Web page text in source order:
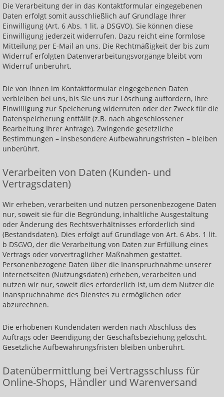
Die Verarbeitung der in das Kontaktformular eingegebenen
Daten erfolgt somit ausschließlich auf Grundlage Ihrer
Einwilligung (Art. 6 Abs. 1 lit. a DSGVO). Sie können diese
Einwilligung jederzeit widerrufen. Dazu reicht eine formlose
Mitteilung per E-Mail an uns. Die Rechtmäßigkeit der bis zum
Widerruf erfolgten Datenverarbeitungsvorgänge bleibt vom
Widerruf unberührt.
Die von Ihnen im Kontaktformular eingegebenen Daten
verbleiben bei uns, bis Sie uns zur Löschung auffordern, Ihre
Einwilligung zur Speicherung widerrufen oder der Zweck für die
Datenspeicherung entfällt (z.B. nach abgeschlossener
Bearbeitung Ihrer Anfrage). Zwingende gesetzliche
Bestimmungen – insbesondere Aufbewahrungsfristen – bleiben
unberührt.
Verarbeiten von Daten (Kunden- und
Vertragsdaten)
Wir erheben, verarbeiten und nutzen personenbezogene Daten
nur, soweit sie für die Begründung, inhaltliche Ausgestaltung
oder Änderung des Rechtsverhältnisses erforderlich sind
(Bestandsdaten). Dies erfolgt auf Grundlage von Art. 6 Abs. 1 lit.
b DSGVO, der die Verarbeitung von Daten zur Erfüllung eines
Vertrags oder vorvertraglicher Maßnahmen gestattet.
Personenbezogene Daten über die Inanspruchnahme unserer
Internetseiten (Nutzungsdaten) erheben, verarbeiten und
nutzen wir nur, soweit dies erforderlich ist, um dem Nutzer die
Inanspruchnahme des Dienstes zu ermöglichen oder
abzurechnen.
Die erhobenen Kundendaten werden nach Abschluss des
Auftrags oder Beendigung der Geschäftsbeziehung gelöscht.
Gesetzliche Aufbewahrungsfristen bleiben unberührt.
Datenübermittlung bei Vertragsschluss für
Online-Shops, Händler und Warenversand